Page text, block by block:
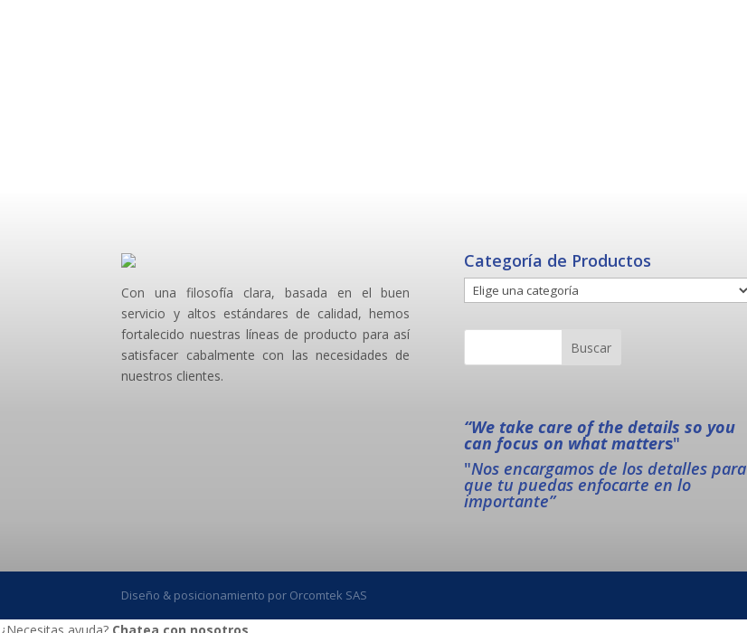
Con una filosofía clara, basada en el buen
servicio y altos estándares de calidad, hemos
fortalecido nuestras líneas de producto para así
satisfacer cabalmente con las necesidades de
nuestros clientes.
Categoría de Productos
“We take care of the details so you
can focus on what matters"
"Nos encargamos de los detalles para
que tu puedas enfocarte en lo
importante”
Diseño & posicionamiento por Orcomtek SAS